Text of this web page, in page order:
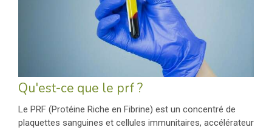
Qu'est-ce que le prf ?
Le PRF (Protéine Riche en Fibrine) est un concentré de
plaquettes sanguines et cellules immunitaires, accélérateur